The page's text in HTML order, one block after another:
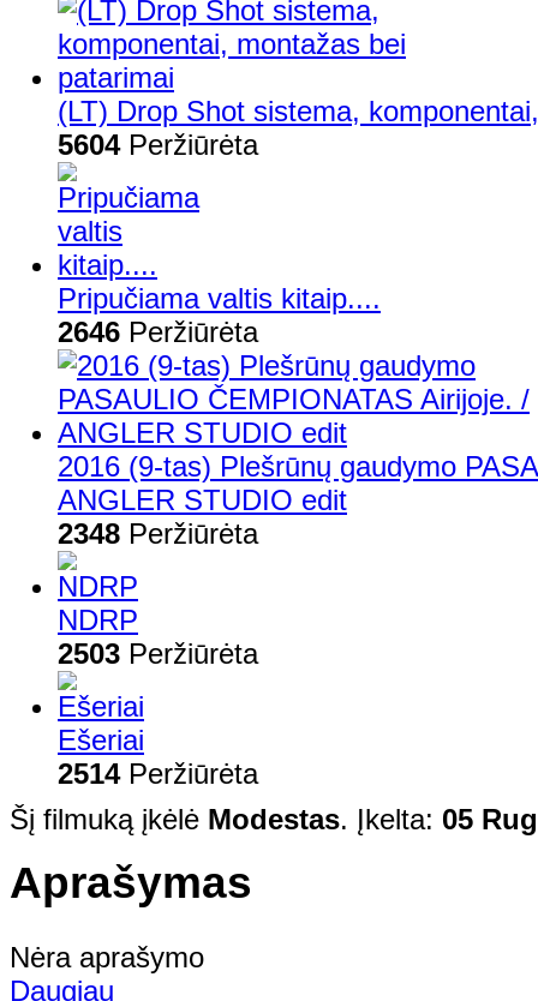
(LT) Drop Shot sistema,
5604Peržiūrėta
Pripučiama valtis kitaip....
2646 Peržiūrėta
2016 (9-tas) Plešrūnų gaudymo
ANGLER STUDIO edit
2348 Peržiūrėta
NDRP
2503 Peržiūrėta
Ešeriai
2514Peržiūrėta
Šį filmuką įkėlė Modestas. Įkelta: 05
Aprašymas
Nėra aprašymo
Daugiau